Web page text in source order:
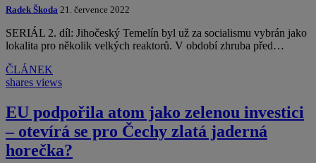
Radek Škoda 21. července 2022
SERIÁL 2. díl: Jihočeský Temelín byl už za socialismu vybrán jako
lokalita pro několik velkých reaktorů. V období zhruba před…
ČLÁNEK
shares views
EU podpořila atom jako zelenou investici
– otevírá se pro Čechy zlatá jaderná
horečka?